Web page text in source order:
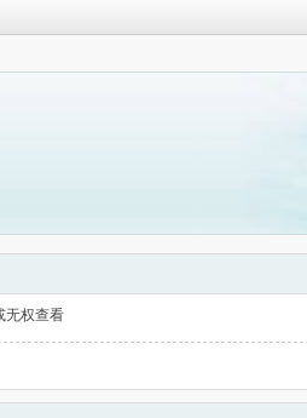
无权查看